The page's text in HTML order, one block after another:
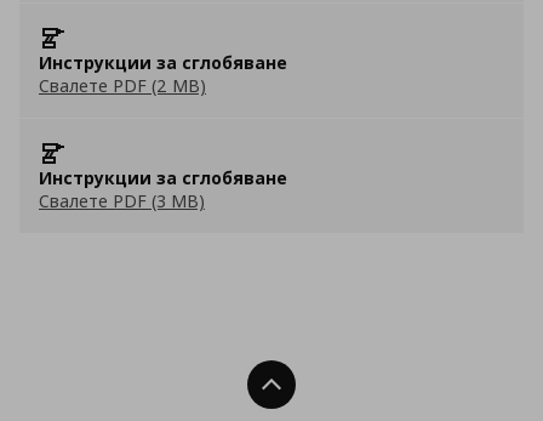
Инструкции за сглобяване
Свалете PDF (2 MB)
Инструкции за сглобяване
Свалете PDF (3 MB)
Нагоре